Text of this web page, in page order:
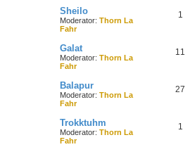
Sheilo
Moderator: Thorn La
Fahr
1
Galat
Moderator: Thorn La
Fahr
11
Balapur
Moderator: Thorn La
Fahr
27
Trokktuhm
Moderator: Thorn La
Fahr
1